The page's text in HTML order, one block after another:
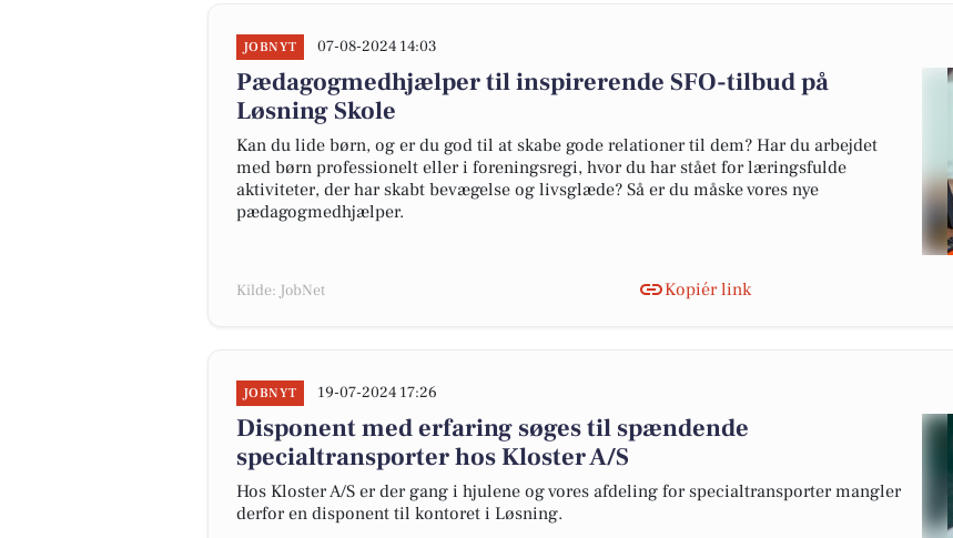
JOBNYT 07-08-2024 14:03
Pædagogmedhjælper til inspirerende SFO-tilbud på
Løsning Skole
Kan du lide børn, og er du god til at skabe gode relationer til dem? Har du arbejdet
med børn professionelt eller i foreningsregi, hvor du har stået for læringsfulde
aktiviteter, der har skabt bevægelse og livsglæde? Så er du måske vores nye
pædagogmedhjælper.
Kilde: JobNet Kopiér link
JOBNYT 19-07-2024 17:26
Disponent med erfaring søges til spændende
specialtransporter hos Kloster A/S
Hos Kloster A/S er der gang i hjulene og vores afdeling for specialtransporter mangler
derfor en disponent til kontoret i Løsning.